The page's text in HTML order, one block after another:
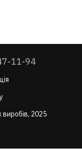
11-94
2025